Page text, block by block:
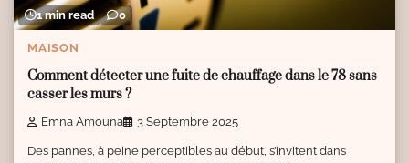
1 min read 0
MAISON
Comment détecter une fuite de chauffage dans le 78 sans
casser les murs ?
Emna Amouna 3 Septembre 2025
Des pannes, à peine perceptibles au début, s’invitent dans